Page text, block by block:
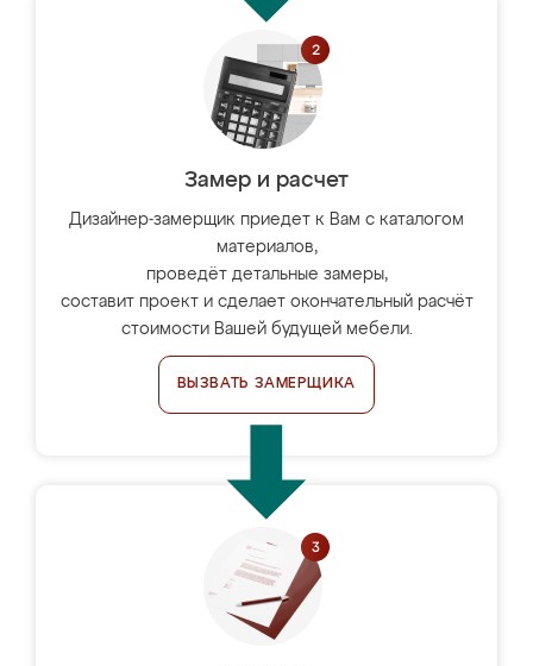
Замер и расчет
Дизайнер-замерщик приедет к Вам с каталогом
материалов,
проведёт детальные замеры,
составит проект и сделает окончательный расчёт
стоимости Вашей будущей мебели.
ВЫЗВАТЬ ЗАМЕРЩИКА